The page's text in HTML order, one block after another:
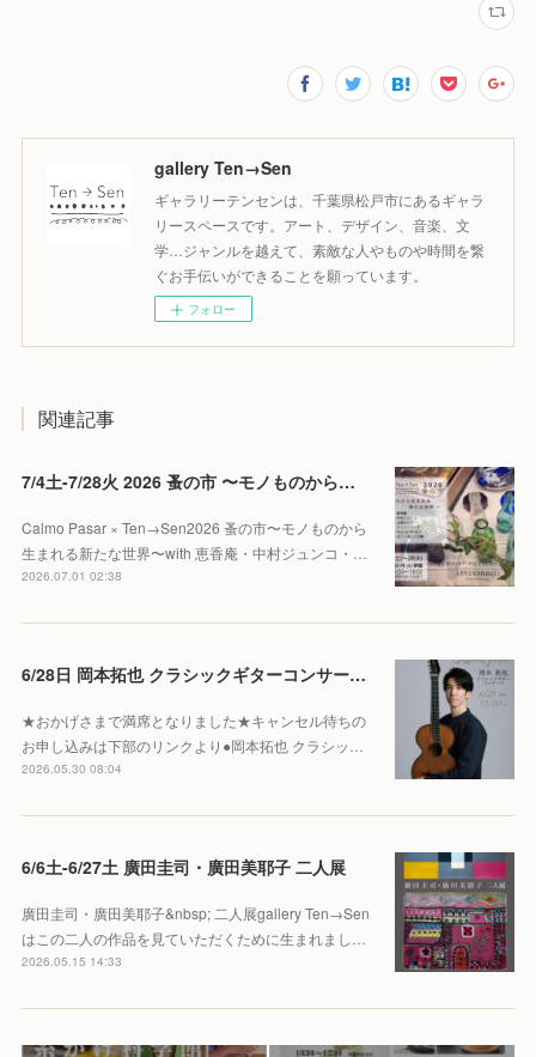
gallery Ten→Sen
ギャラリーテンセンは、千葉県松戸市にあるギャラ
リースペースです。アート、デザイン、音楽、文
学…ジャンルを越えて、素敵な人やものや時間を繋
ぐお手伝いができることを願っています。
フォロー
関連記事
7/4土-7/28火 2026 蚤の市 〜モノものから生まれる新たな世界〜
Calmo Pasar × Ten→Sen2026 蚤の市〜モノものから
生まれる新たな世界〜with 恵香庵・中村ジュンコ・…
2026.07.01 02:38
6/28日 岡本拓也 クラシックギターコンサート 【Sold out】
★おかげさまで満席となりました★キャンセル待ちの
お申し込みは下部のリンクより●岡本拓也 クラシッ…
2026.05.30 08:04
6/6土-6/27土 廣田圭司・廣田美耶子 二人展
廣田圭司・廣田美耶子&nbsp; 二人展gallery Ten→Sen
はこの二人の作品を見ていただくために生まれまし…
2026.05.15 14:33